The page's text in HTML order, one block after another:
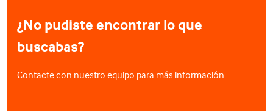
¿No pudiste encontrar lo que
buscabas?
Contacte con nuestro equipo para más información